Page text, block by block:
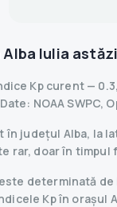
Alba Iulia astăzi
Kp curent— 0.3,
Date: NOAA SWPC,
în județul Alba, la
rar, doar în
determinată
Kp în